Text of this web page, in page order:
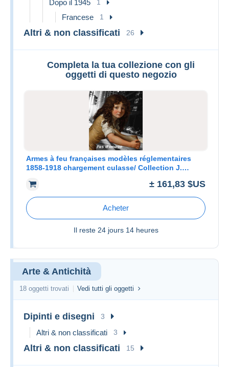
Dopo il 1945 1
Francese 1
Altri & non classificati 26
Completa la tua collezione con gli
oggetti di questo negozio
Armes à feu françaises modèles réglementaires
1858-1918 chargement culasse/ Collection J.
± 161,83 $US
Acheter
Il reste 24 jours 14 heures
Arte & Antichità
18 oggetti trovati Vedi tutti gli oggetti
Dipinti e disegni 3
Altri & non classificati 3
Altri & non classificati 15